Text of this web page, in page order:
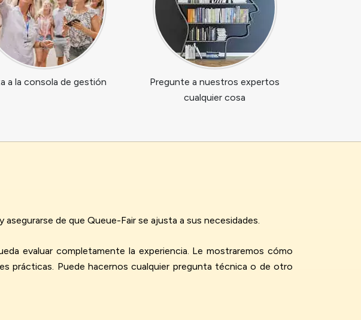
a la consola de gestión
Pregunte a nuestros expertos
cualquier cosa
de que Queue-Fair se ajusta a sus necesidades.
evaluar completamente la experiencia. Le mostraremos cómo
prácticas. Puede hacernos cualquier pregunta técnica o de otro